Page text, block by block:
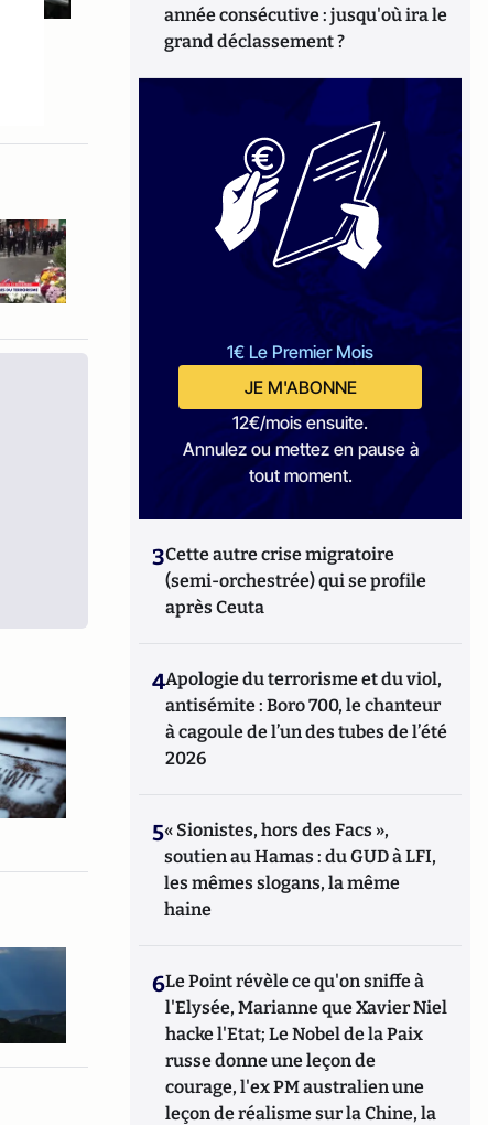
année consécutive : jusqu'où ira le
grand déclassement ?
1€ Le Premier Mois
JE M'ABONNE
12€/mois ensuite.
Annulez ou mettez en pause à
tout moment.
3Cette autre crise migratoire
(semi-orchestrée) qui se profile
après Ceuta
4Apologie du terrorisme et du viol,
antisémite : Boro 700, le chanteur
à cagoule de l’un des tubes de l’été
2026
5« Sionistes, hors des Facs »,
soutien au Hamas : du GUD à LFI,
les mêmes slogans, la même
haine
6Le Point révèle ce qu'on sniffe à
l'Elysée, Marianne que Xavier Niel
hacke l'Etat; Le Nobel de la Paix
russe donne une leçon de
courage, l'ex PM australien une
leçon de réalisme sur la Chine, la